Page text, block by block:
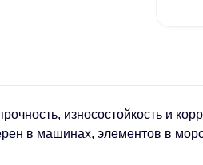
износостойкость и
в машинах, элементов в